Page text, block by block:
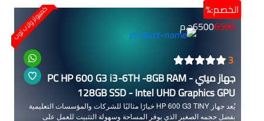
كمبيوتر ولاب توب الخصم:%
3
جهاز ميني PC HP 600 G3 i3-6TH -8GB RAM -
128GB SSD - Intel UHD Graphics GPU
يُعد جهاز HP 600 G3 TINY خيارًا مثاليًا للشركات والمؤسسات التعليمية
بفضل حجمه الصغير الذي يوفر المساحة وسهولة التثبيت للعمل على
6500
6500ج.م